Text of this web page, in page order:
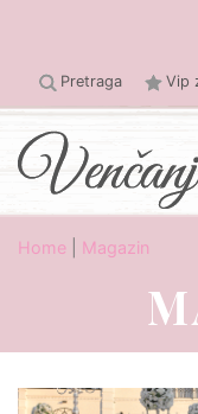
Pretraga Vip
Home Magazin